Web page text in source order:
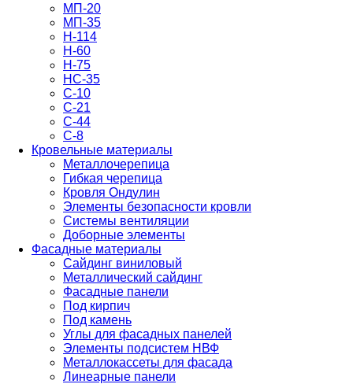
МП-20
МП-35
Н-114
Н-60
Н-75
НС-35
С-10
С-21
С-44
С-8
Кровельные материалы
Металлочерепица
Гибкая черепица
Кровля Ондулин
Элементы безопасности кровли
Системы вентиляции
Доборные элементы
Фасадные материалы
Сайдинг виниловый
Металлический сайдинг
Фасадные панели
Под кирпич
Под камень
Углы для фасадных панелей
Элементы подсистем НВФ
Металлокассеты для фасада
Линеарные панели